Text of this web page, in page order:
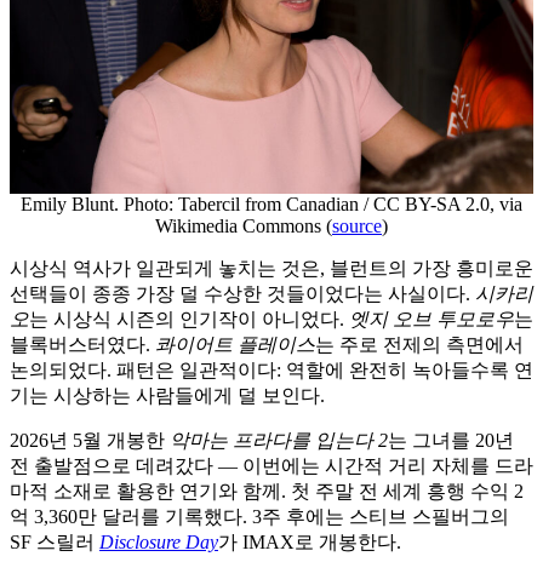
Emily Blunt. Photo: Tabercil from Canadian / CC BY-SA 2.0, via
Wikimedia Commons (source)
시상식 역사가 일관되게 놓치는 것은, 블런트의 가장 흥미로운
선택들이 종종 가장 덜 수상한 것들이었다는 사실이다. 시카리
오는 시상식 시즌의 인기작이 아니었다. 엣지 오브 투모로우는
블록버스터였다. 콰이어트 플레이스는 주로 전제의 측면에서
논의되었다. 패턴은 일관적이다: 역할에 완전히 녹아들수록 연
기는 시상하는 사람들에게 덜 보인다.
2026년 5월 개봉한 악마는 프라다를 입는다 2는 그녀를 20년
전 출발점으로 데려갔다 — 이번에는 시간적 거리 자체를 드라
마적 소재로 활용한 연기와 함께. 첫 주말 전 세계 흥행 수익 2
억 3,360만 달러를 기록했다. 3주 후에는 스티브 스필버그의
SF 스릴러 Disclosure Day가 IMAX로 개봉한다.